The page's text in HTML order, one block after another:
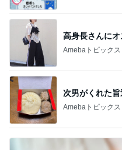
高身長さんに
Amebaトピックス
次男がくれた
Amebaトピックス